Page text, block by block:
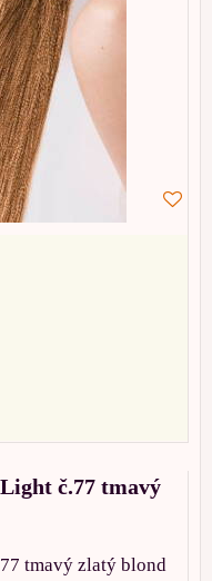
č.77 tmavý
tmavý zlatý blond